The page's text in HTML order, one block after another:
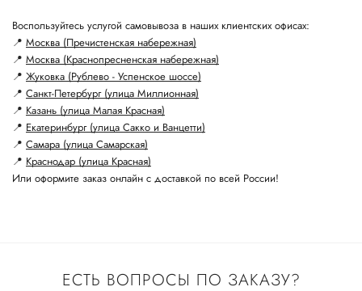
Воспользуйтесь услугой самовывоза в наших клиентских офисах:
📍 Москва (Пречистенская набережная)
📍 Москва (Краснопресненская набережная)
📍 Жуковка (Рублево - Успенское шоссе)
📍 Санкт-Петербург (улица Миллионная)
📍 Казань (улица Малая Красная)
📍 Екатеринбург (улица Сакко и Ванцетти)
📍 Самара (улица Самарская)
📍 Краснодар (улица Красная)
Или оформите заказ онлайн с доставкой по всей России!
ЕСТЬ ВОПРОСЫ ПО ЗАКАЗУ?